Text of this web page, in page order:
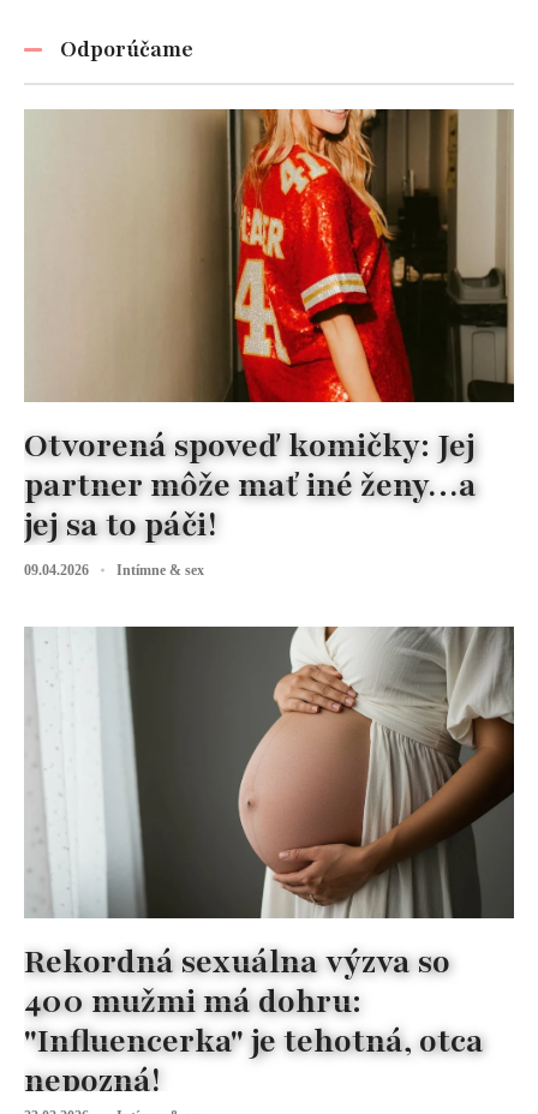
Odporúčame
Otvorená spoveď komičky: Jej
partner môže mať iné ženy…a
jej sa to páči!
09.04.2026 Intímne & sex
Rekordná sexuálna výzva so
400 mužmi má dohru:
"Influencerka" je tehotná, otca
nepozná!